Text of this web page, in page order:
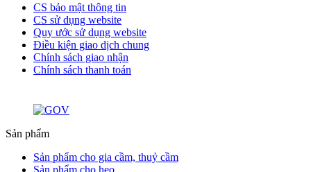
CS bảo mật thông tin
CS sử dụng website
Quy ước sử dụng website
Điều kiện giao dịch chung
Chính sách giao nhận
Chính sách thanh toán
Sản phẩm
Sản phẩm cho gia cầm, thuỷ cầm
Sản phẩm cho heo